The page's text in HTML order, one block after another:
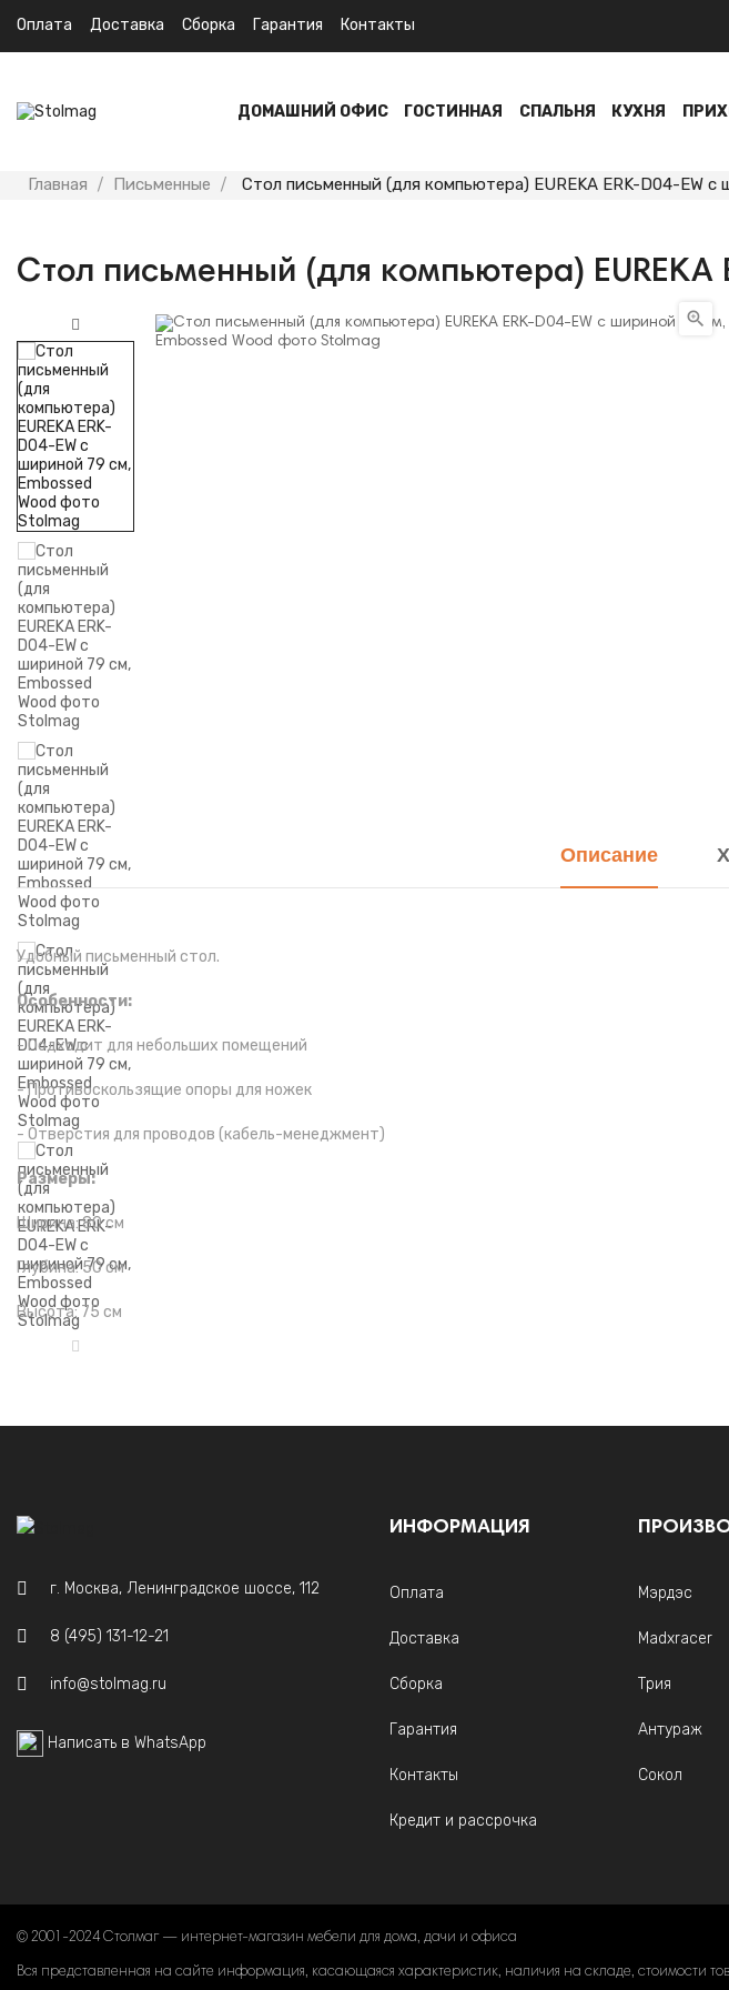
Оплата Доставка Сборка Гарантия Контакты
ДОМАШНИЙ ОФИС ГОСТИННАЯ СПАЛЬНЯ КУХНЯ
Главная Письменные Стол письменный (для компьютера) EUREKA ERK-D04-EW
Стол письменный (для компьютера)

Описание
Удобный письменный стол.
Особенности:
- Подходит для небольших помещений
- Противоскользящие опоры для ножек
- Отверстия для проводов (кабель-менеджмент)
Размеры:
Ширина: 80 см
Глубина: 50 см
Высота: 75 см
г. Москва, Ленинградское шоссе, 112
8 (495) 131-12-21
info@stolmag.ru
Написать в WhatsApp
ИНФОРМАЦИЯ
Оплата
Доставка
Сборка
Гарантия
Контакты
Кредит и рассрочка
Мэрдэс
Madxracer
Трия
Антураж
Сокол
© 2001-2024 Столмаг — интернет-магазин мебели для дома, дачи и офиса
Вся представленная на сайте информация, касающаяся характеристик, наличия на складе, стоимости